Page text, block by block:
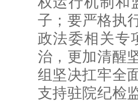
子；要严格执
政法委相关专
治，更加清醒
组坚决扛牢全
支持驻院纪检